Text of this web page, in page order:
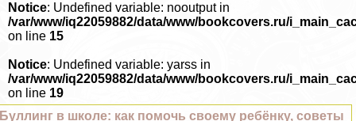
Notice: Undefined variable: nooutput in
/var/www/iq22059882/data/www/bookcovers.ru/
on line 15
Notice: Undefined variable: yarss in
/var/www/iq22059882/data/www/bookcovers.ru/
on line 19
Буллинг в школе: как помочь своему ребёнку, советы